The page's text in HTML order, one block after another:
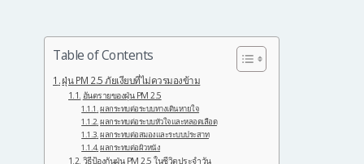
Table of Contents
ฝุ่น PM 2.5 ภัยเงียบที่ไม่ควรมองข้าม
อันตรายของฝุ่น PM 2.5
ผลกระทบต่อระบบทางเดินหายใจ
ผลกระทบต่อระบบหัวใจและหลอดเลือด
ผลกระทบต่อสมองและระบบประสาท
ผลกระทบต่อผิวหนัง
วิธีป้องกันฝุ่น PM 2.5 ในชีวิตประจำวัน